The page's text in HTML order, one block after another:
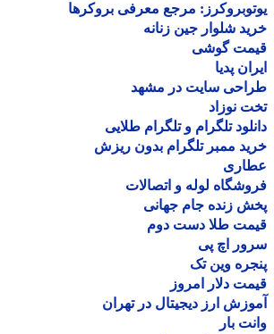
مرجع معرفی بروکرها
شلوار جین زنانه
گوشی
پدیا
سایت در مشهد
نوزاد
تلگرام و تلگرام طلایی
ممبر تلگرام بدون ریزش
لوله و اتصالات
زنده جام جهانی
طلا دست دوم
اچ پی
وین تک
دلار امروز
ارز دیجیتال در تهران
بار